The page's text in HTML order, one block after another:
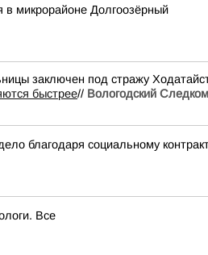
в микрорайоне Долгоозёрный
заключен под стражу
быстрее// Вологодский Следком
благодаря социальному
Все